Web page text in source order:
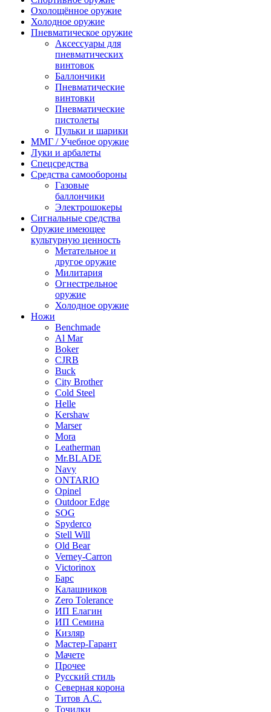
Охолощённое оружие
Холодное оружие
Пневматическое оружие
Аксессуары для
пневматических
винтовок
Баллончики
Пневматические
винтовки
Пневматические
пистолеты
Пульки и шарики
ММГ / Учебное оружие
Луки и арбалеты
Спецсредства
Средства самообороны
Газовые
баллончики
Электрошокеры
Сигнальные средства
Оружие имеющее
культурную ценность
Метательное и
другое оружие
Милитария
Огнестрельное
оружие
Холодное оружие
Ножи
Benchmade
Al Mar
Boker
CJRB
Buck
City Brother
Cold Steel
Helle
Kershaw
Marser
Mora
Leatherman
Mr.BLADE
Navy
ONTARIO
Opinel
Outdoor Edge
SOG
Spyderco
Stell Will
Old Bear
Verney-Carron
Victorinox
Барс
Калашников
Zero Tolerance
ИП Елагин
ИП Семина
Кизляр
Мастер-Гарант
Мачете
Прочее
Русский стиль
Северная корона
Титов А.С.
Точилки